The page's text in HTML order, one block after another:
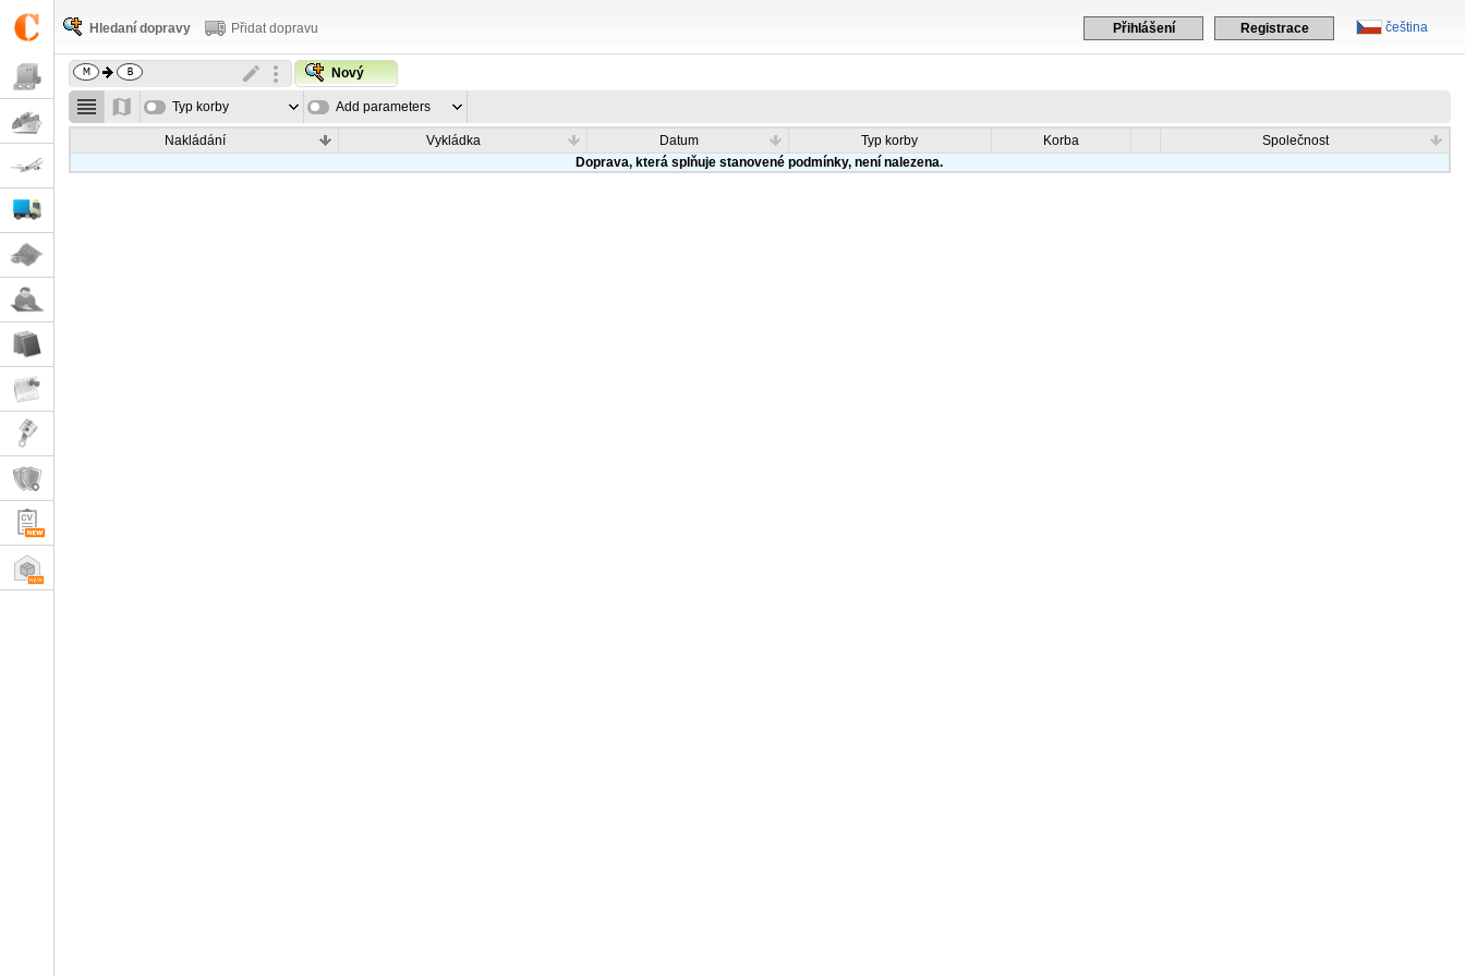
čeština
Přihlášení Registrace
Hledaní dopravy Přidat dopravu
Nový
Typ korby Add parameters
Nakládání Vykládka Datum Typ korby Korba
Společnost
Doprava, která splňuje stanovené podmínky, není nalezena.